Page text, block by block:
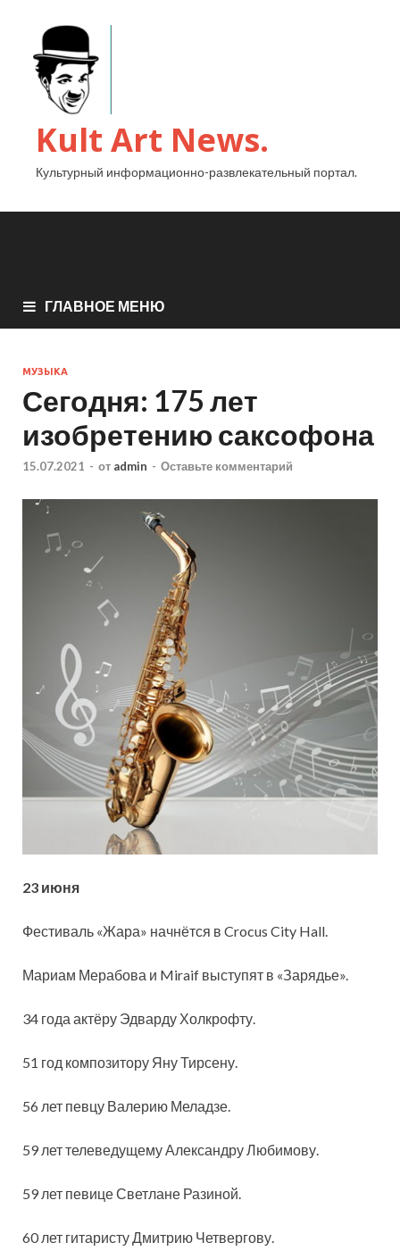
Kult Art News.
Культурный информационно-развлекательный портал.
ГЛАВНОЕ МЕНЮ
МУЗЫКА
Сегодня: 175 лет
изобретению саксофона
15.07.2021 - от admin - Оставьте комментарий
23 июня
Фестиваль «Жара» начнётся в Crocus City Hall.
Мариам Мерабова и Miraif выступят в «Зарядье».
34 года актёру Эдварду Холкрофту.
51 год композитору Яну Тирсену.
56 лет певцу Валерию Меладзе.
59 лет телеведущему Александру Любимову.
59 лет певице Светлане Разиной.
60 лет гитаристу Дмитрию Четвергову.